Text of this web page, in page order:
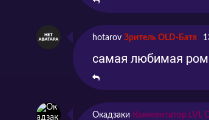
Серия 10
Эпизод 10
Серия 11
Эпизод 11
Серия 12
Серия 13
Эпизод 13
hotarov Зритель OLD-Батя
самая любимая
Окадзаки Комментатор LVL